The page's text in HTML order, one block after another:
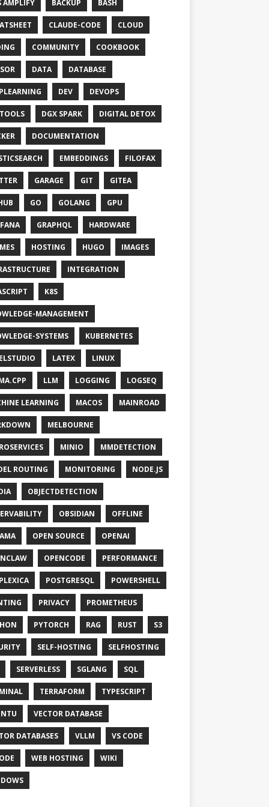
AMPLIFY BACKUP BASH
CLAUDE-CODE CLOUD
COMMUNITY COOKBOOK
DATA DATABASE
DEV DEVOPS
DGX SPARK DIGITAL DETOX
DOCUMENTATION
EMBEDDINGS FILOFAX
GARAGE GIT GITEA
GO GOLANG GPU
GRAPHQL HARDWARE
HOSTING HUGO IMAGES
INTEGRATION
K8S
MANAGEMENT
SYSTEMS KUBERNETES
LATEX LINUX
LLM LOGGING LOGSEQ
LEARNING MACOS MAINROAD
MELBOURNE
MINIO MMDETECTION
ROUTING MONITORING NODE.JS
OBJECTDETECTION
OBSIDIAN OFFLINE
OPEN SOURCE OPENAI
OPENCODE PERFORMANCE
POSTGRESQL POWERSHELL
PRIVACY PROMETHEUS
PYTORCH RAG RUST S3
SELF-HOSTING SELFHOSTING
SERVERLESS SGLANG SQL
TERRAFORM TYPESCRIPT
VECTOR DATABASE
DATABASES VLLM VS CODE
WEB HOSTING WIKI